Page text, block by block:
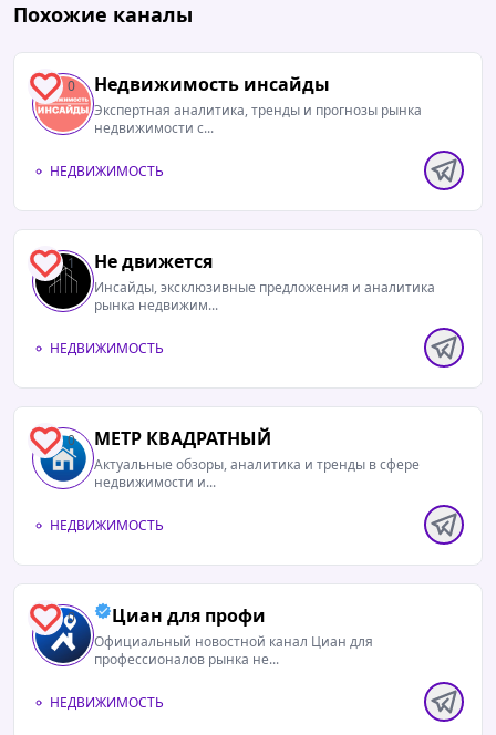
Похожие каналы
0 Недвижимость инсайды
Экспертная аналитика, тренды и прогнозы рынка
недвижимости с...
НЕДВИЖИМОСТЬ
1 Не движется
Инсайды, эксклюзивные предложения и аналитика
рынка недвижим...
НЕДВИЖИМОСТЬ
0 МЕТР КВАДРАТНЫЙ
Актуальные обзоры, аналитика и тренды в сфере
недвижимости и...
НЕДВИЖИМОСТЬ
0 Циан для профи
Официальный новостной канал Циан для
профессионалов рынка не...
НЕДВИЖИМОСТЬ